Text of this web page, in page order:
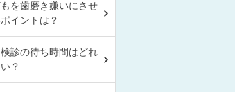
を歯磨き嫌いにさせ
イントは？
診の待ち時間はどれ
？